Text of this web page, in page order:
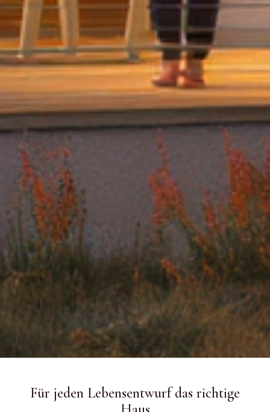
Für jeden Lebensentwurf das richtige